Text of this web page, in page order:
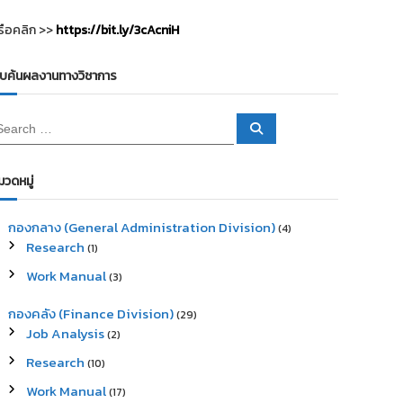
อคลิก >>https://bit.ly/3cAcniH
ค้นผลงานทางวิชาการ
S
วดหมู่
กองกลาง (General Administration Division)(4)
Research (1)
Work Manual(3)
กองคลัง (Finance Division)(29)
Job Analysis(2)
Research (10)
Work Manual(17)